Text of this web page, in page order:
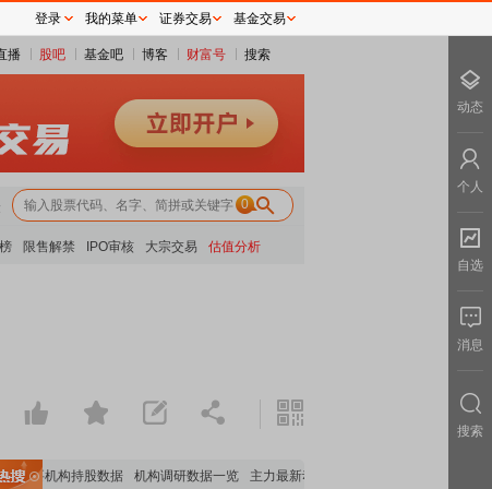
播 股吧 基金吧 博客 财富号 搜索
0
限售解禁 IPO审核 大宗交易 估值分析
重要机构持股数据 机构调研数据一览 主力最新动向
登录 我的菜单 证券交易 基金交易
动态
个人
自选
消息
搜索